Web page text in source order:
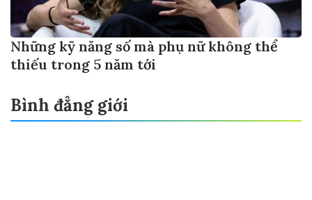
Những kỹ năng số mà phụ nữ không thể
thiếu trong 5 năm tới
Bình đẳng giới